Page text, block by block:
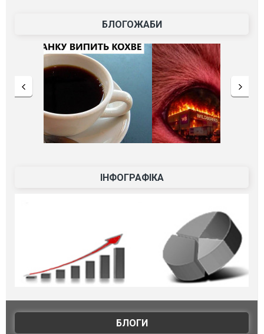
БЛОГОЖАБИ
ІНФОГРАФІКА
БЛОГИ